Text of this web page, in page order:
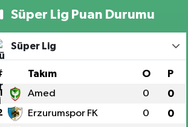
Süper Lig Puan Durumu
Süper Lig
Takım O P
1 Amed 0 0
Erzurumspor FK 0 0